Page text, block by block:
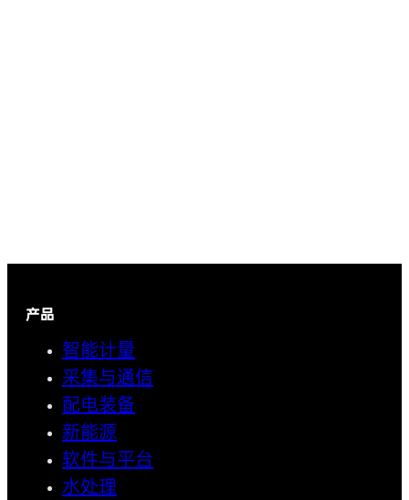
产品
智能计量
采集与通信
配电装备
新能源
软件与平台
水处理